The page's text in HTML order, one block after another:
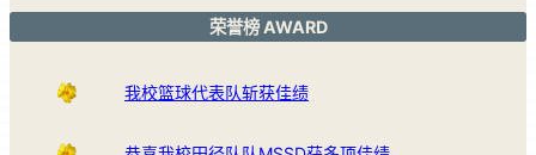
荣誉榜 AWARD
我校篮球代表队斩获佳绩